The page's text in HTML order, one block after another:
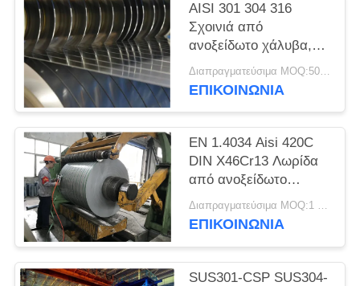
AISI 301 304 316
Σχοινιά από
ανοξείδωτο χάλυβα,
λωρίδες ακριβείας,
φύλλα, πλάκες
Διαπραγματεύσιμα MOQ:500 κλ
ΕΠΙΚΟΙΝΩΝΊΑ
EN 1.4034 Aisi 420C
DIN X46Cr13 Λωρίδα
από ανοξείδωτο
χάλυβα ψυχρής
έλασης σε πηνίο
Διαπραγματεύσιμα MOQ:1 τόνος
ΕΠΙΚΟΙΝΩΝΊΑ
SUS301-CSP SUS304-